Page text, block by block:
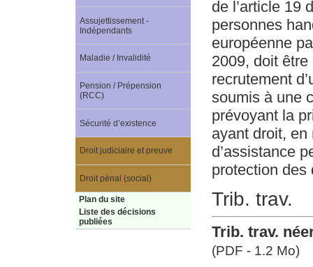
de l’article 19
personnes
européenne
2009, doit être
recrutement
soumis à une
prévoyant la
ayant droit,
d’assistance
protection des
Trib. trav.
Trib. trav.
(PDF - 1.2 Mo)
Assujettissement -
Indépendants
Maladie / Invalidité
Pension / Prépension
(RCC)
Sécurité d’existence
Droit judiciaire et preuve
Droit pénal (social)
Plan du site
Liste des décisions
publiées